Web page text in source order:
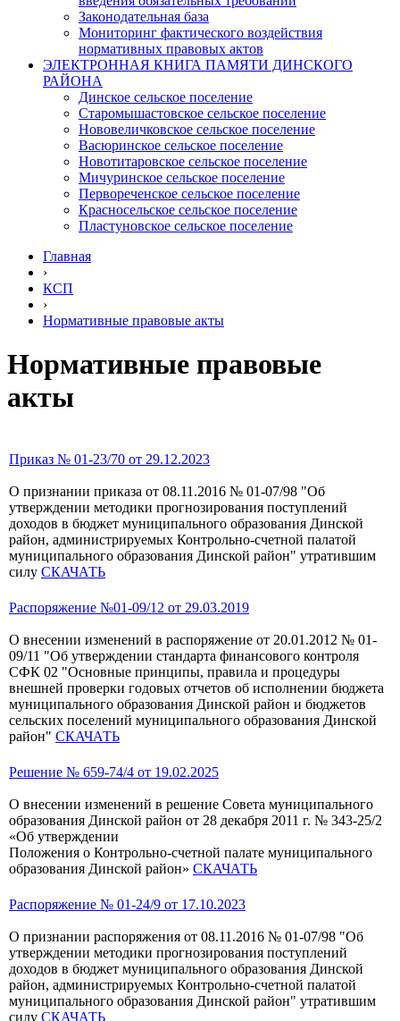
Законодательная база
Мониторинг фактического воздействия
нормативных правовых актов
ЭЛЕКТРОННАЯ КНИГА ПАМЯТИ ДИНСКОГО
РАЙОНА
Динское сельское поселение
Старомышастовское сельское поселение
Нововеличковское сельское поселение
Васюринское сельское поселение
Новотитаровское сельское поселение
Мичуринское сельское поселение
Первореченское сельское поселение
Красносельское сельское поселение
Пластуновское сельское поселение
Главная
›
КСП
›
Нормативные правовые акты
Нормативные правовые
акты
Приказ № 01-23/70 от 29.12.2023
О признании приказа от 08.11.2016 № 01-07/98 "Об
утверждении методики прогнозирования поступлений
доходов в бюджет муниципального образования Динской
район, администрируемых Контрольно-счетной палатой
муниципального образования Динской район" утратившим
силу СКАЧАТЬ
Распоряжение №01-09/12 от 29.03.2019
О внесении изменений в распоряжение от 20.01.2012 № 01-
09/11 "Об утверждении стандарта финансового контроля
СФК 02 "Основные принципы, правила и процедуры
внешней проверки годовых отчетов об исполнении бюджета
муниципального образования Динской район и бюджетов
сельских поселений муниципального образования Динской
район" СКАЧАТЬ
Решение № 659-74/4 от 19.02.2025
О внесении изменений в решение Совета муниципального
образования Динской район от 28 декабря 2011 г. № 343-25/2
«Об утверждении
Положения о Контрольно-счетной палате муниципального
образования Динской район» СКАЧАТЬ
Распоряжение № 01-24/9 от 17.10.2023
О признании распоряжения от 08.11.2016 № 01-07/98 "Об
утверждении методики прогнозирования поступлений
доходов в бюджет муниципального образования Динской
район, администрируемых Контрольно-счетной палатой
муниципального образования Динской район" утратившим
силу СКАЧАТЬ